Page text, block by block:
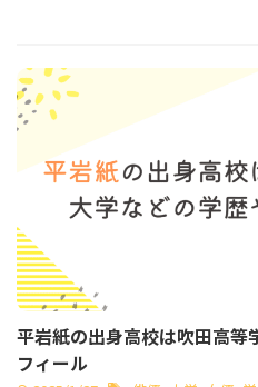
平岩紙の出身高校は吹田高等
フィール